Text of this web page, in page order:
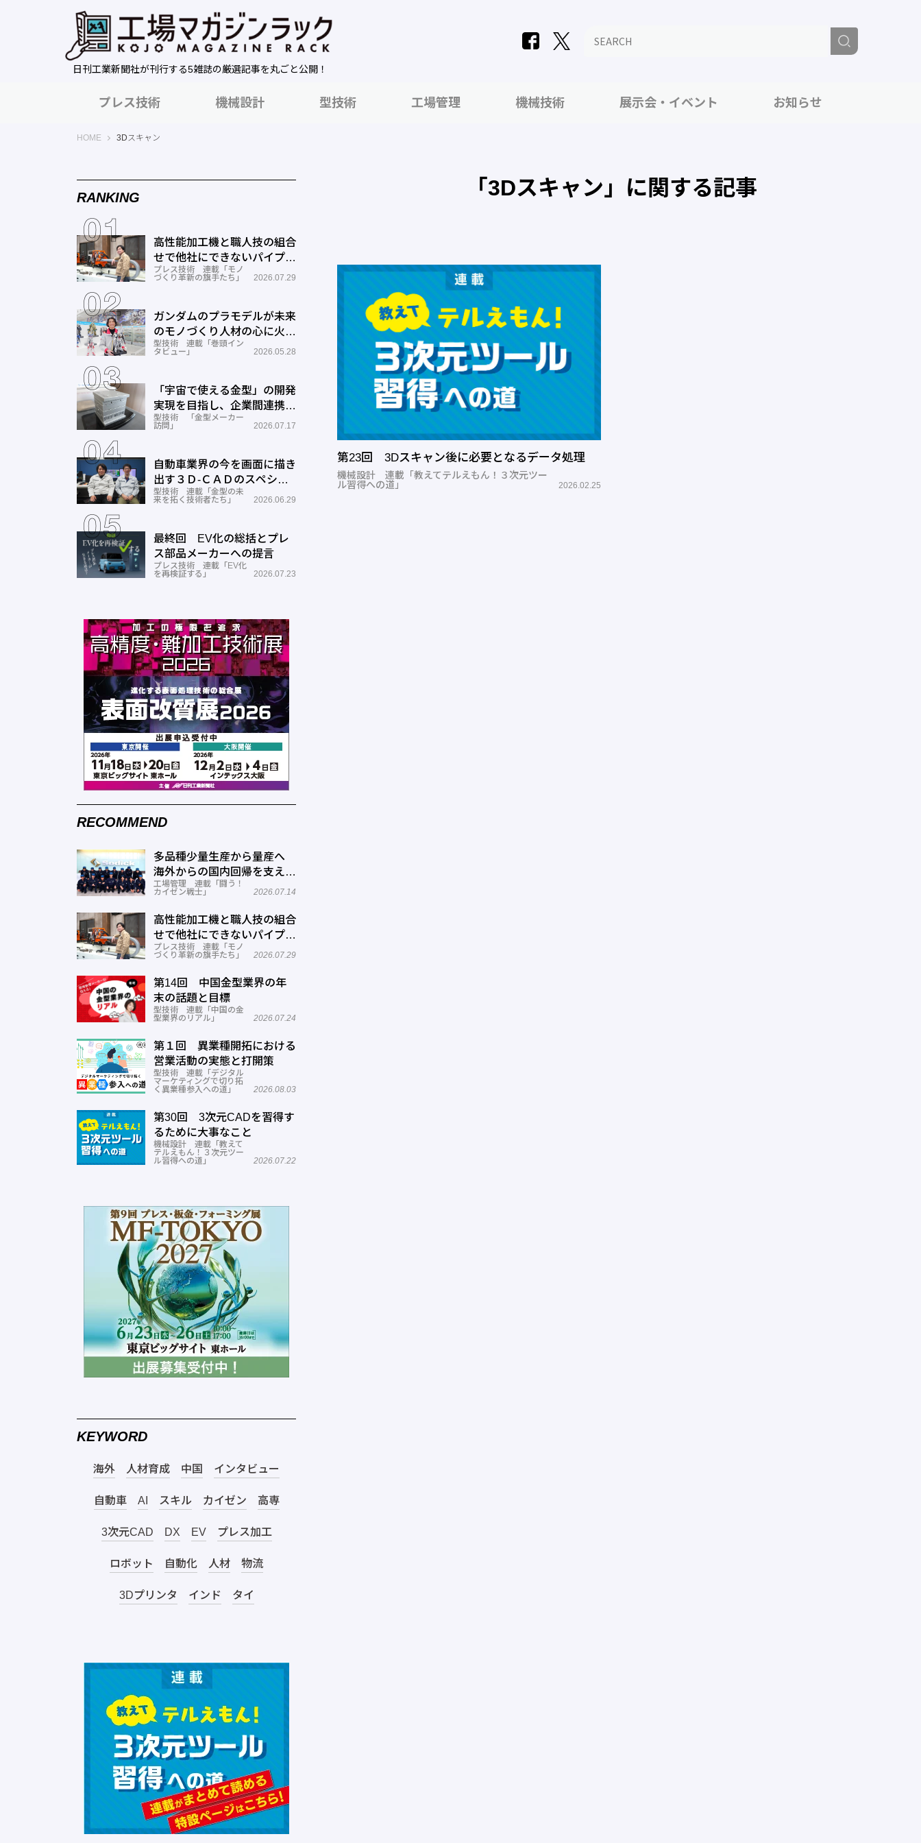
日刊工業新聞社が刊行する5雑誌の厳選記事を丸ごと公開！
プレス技術 機械設計 型技術 工場管理 機械技術 展示会・イベント お知らせ
HOME 工場マガジンラック｜日刊工業新聞社
3Dスキャン
「3Dスキャン」に関する記事
第23回 3Dスキャン後に必要となるデータ処理
機械設計 連載「教えてテルえもん！３次元ツー
ル習得への道」
2026.02.25
RANKING
高性能加工機と職人技の組合
せで他社にできないパイプ曲
げを実現―ミナミ技研
プレス技術 連載「モノ
づくり革新の旗手たち」
2026.07.29
ガンダムのプラモデルが未来
のモノづくり人材の心に火を
つける―BANDAI SPIRITS
型技術 連載「巻頭イン
タビュー」
2026.05.28
「宇宙で使える金型」の開発
実現を目指し、企業間連携を
推進―ワールド工業
型技術 「金型メーカー
訪問」
2026.07.17
自動車業界の今を画面に描き
出す３Ｄ-ＣＡＤのスペシャ
リストとしての成長と展望ー
型技術 連載「金型の未
来を拓く技術者たち」
2026.06.29
最終回 EV化の総括とプレ
ス部品メーカーへの提言
プレス技術 連載「EV化
を再検証する」
2026.07.23
RECOMMEND
多品種少量生産から量産へ
海外からの国内回帰を支える
現場改善―ソディック 加賀
工場管理 連載「闘う！
カイゼン戦士」
2026.07.14
高性能加工機と職人技の組合
せで他社にできないパイプ曲
げを実現―ミナミ技研
プレス技術 連載「モノ
づくり革新の旗手たち」
2026.07.29
第14回 中国金型業界の年
末の話題と目標
型技術 連載「中国の金
型業界のリアル」
2026.07.24
第１回 異業種開拓における
営業活動の実態と打開策
型技術 連載「デジタル
マーケティングで切り拓
く異業種参入への道」
2026.08.03
第30回 3次元CADを習得す
るために大事なこと
機械設計 連載「教えて
テルえもん！３次元ツー
ル習得への道」
2026.07.22
KEYWORD
海外 人材育成 中国 インタビュー
自動車 AI スキル カイゼン 高専
3次元CAD DX EV プレス加工
ロボット 自動化 人材 物流
3Dプリンタ インド タイ